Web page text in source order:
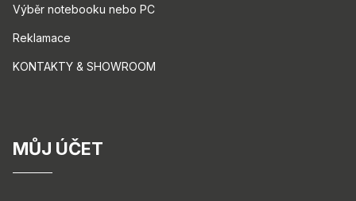
Výběr notebooku nebo PC
Reklamace
KONTAKTY & SHOWROOM
MŮJ ÚČET